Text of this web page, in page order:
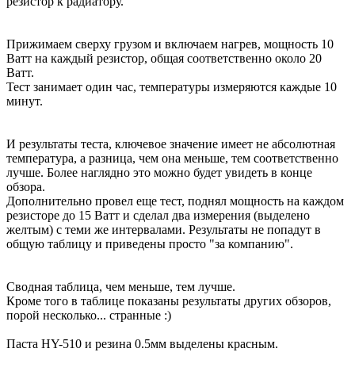
Прижимаем сверху грузом и включаем нагрев, мощность 10
Ватт на каждый резистор, общая соответственно около 20
Ватт.
Тест занимает один час, температуры измеряются каждые 10
минут.
И результаты теста, ключевое значение имеет не абсолютная
температура, а разница, чем она меньше, тем соответственно
лучше. Более наглядно это можно будет увидеть в конце
обзора.
Дополнительно провел еще тест, поднял мощность на каждом
резисторе до 15 Ватт и сделал два измерения (выделено
желтым) с теми же интервалами. Результаты не попадут в
общую таблицу и приведены просто "за компанию".
Сводная таблица, чем меньше, тем лучше.
Кроме того в таблице показаны результаты других обзоров,
порой несколько... странные :)
Паста HY-510 и резина 0.5мм выделены красным.